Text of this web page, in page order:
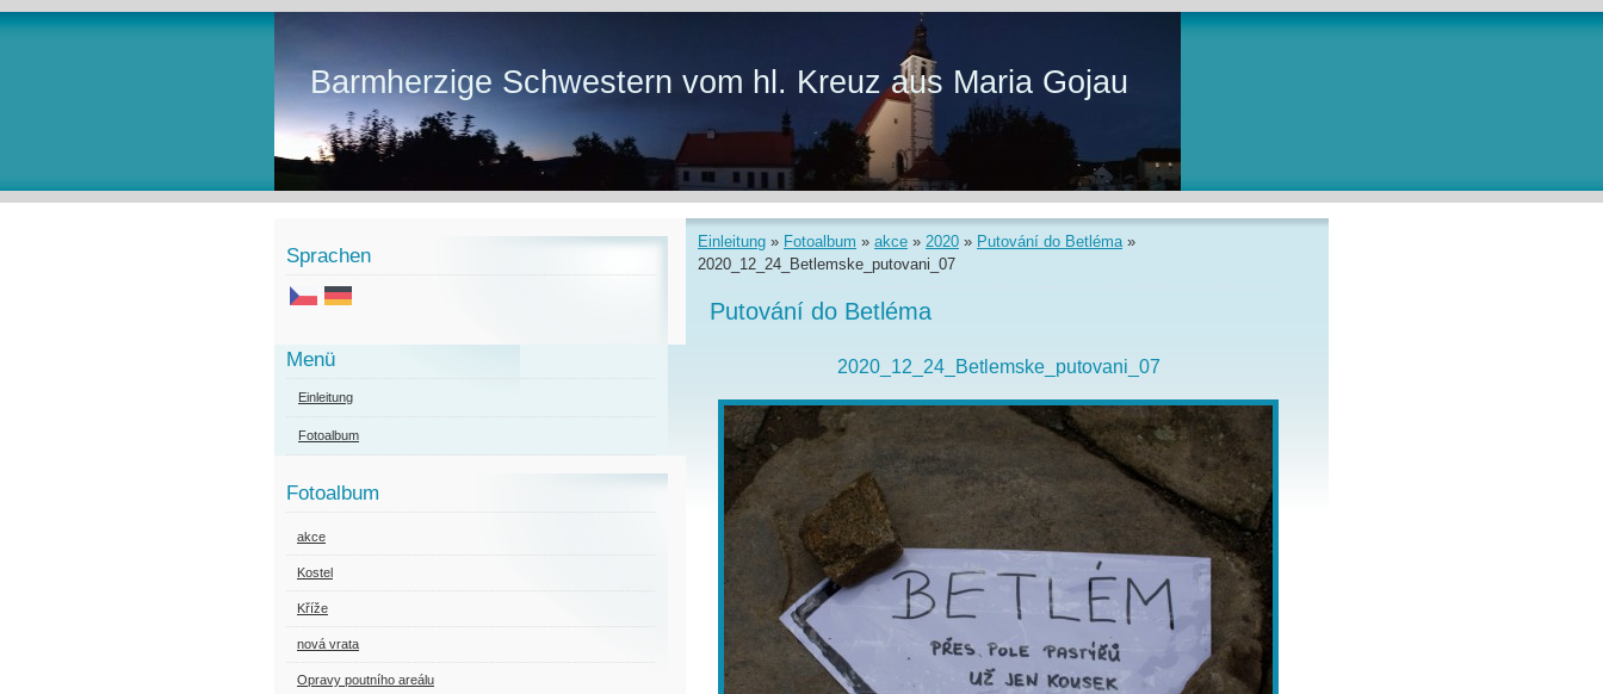
Barmherzige Schwestern vom hl. Kreuz aus Maria Gojau
Einleitung » Fotoalbum » akce » 2020 » Putování do Betléma»
2020_12_24_Betlemske_putovani_07
Putování do Betléma
2020_12_24_Betlemske_putovani_07
Sprachen
Menü
Einleitung
Fotoalbum
Fotoalbum
akce
Kostel
Kříže
nová vrata
Opravy poutního areálu